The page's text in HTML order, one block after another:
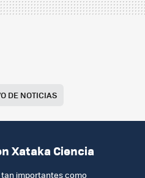
DE NOTICIAS
Xataka Ciencia
importantes como